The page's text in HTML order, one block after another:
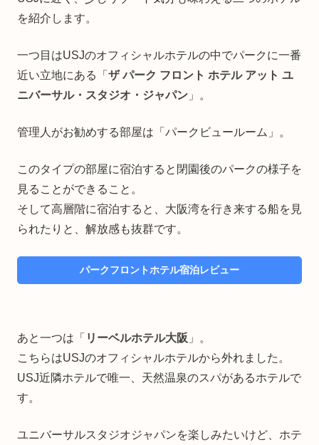
を紹介します。
一つ目はUSJのオフィシャルホテルの中でパークに一番
近い立地にある「 ザ パーク フロント ホテル アット ユ
ニバーサル・スタジオ・ジャパン 」。
管理人がお勧めする部屋は「パークビュールーム」。
このタイプの部屋に宿泊すると閉園後のパークの様子を
見ることができること。
そして高層階に宿泊すると、大阪湾を行き来する船を見
られたりと、解放感も抜群です。
パークフロントホテル宿泊レビュー
あと一つは「 リーベルホテル大阪 」。
こちらはUSJのオフィシャルホテルから外れました。
USJ近隣ホテルで唯一、天然温泉のスパがあるホテルで
す。
ユニバーサルスタジオジャパンを楽しみたいけど、ホテ